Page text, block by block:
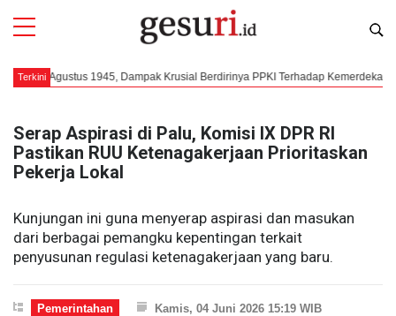
Terkini1945, Dampak Krusial Berdirinya PPKI Terhadap Kemerdekaan
Serap Aspirasi di Palu, Komisi IX DPR RI
Pastikan RUU Ketenagakerjaan Prioritaskan
Pekerja Lokal
Kunjungan ini guna menyerap aspirasi dan masukan
dari berbagai pemangku kepentingan terkait
penyusunan regulasi ketenagakerjaan yang baru.
Pemerintahan
Kamis, 04 Juni 2026 15:19 WIB